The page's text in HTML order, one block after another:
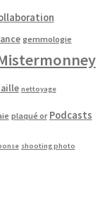
gemmologie
nettoyage
plaqué or Podcasts
shooting photo